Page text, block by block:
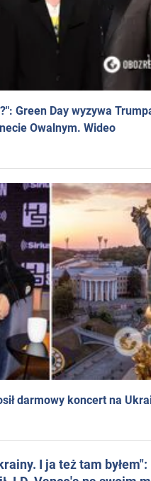
Green Day wyzywa
Owalnym. Wideo
darmowy koncert na
I ja też tam